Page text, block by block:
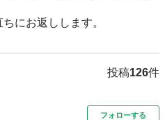
にお返しします。
投稿126件
フォローする